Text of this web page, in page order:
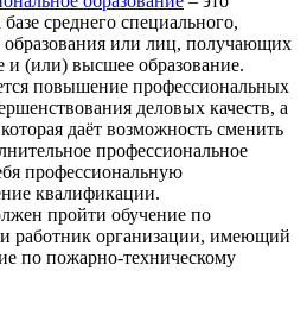
среднего специального,
образования или лиц, получающих
и (или) высшее образование.
повышение профессиональных
деловых качеств, а
даёт возможность сменить
профессиональное
профессиональную
квалификации.
пройти обучение по
работник организации, имеющий
по пожарно-техническому